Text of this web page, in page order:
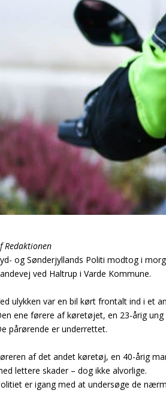
Redaktionen
og Sønderjyllands Politi modtog i
ved Haltrup i Varde Kommune.
ulykken var en bil kørt frontalt ind i et
ene førere af køretøjet, en 23-årig
pårørende er underrettet.
af det andet køretøj, en 40-årig
lettere skader – dog ikke alvorlige.
er igang med at undersøge de